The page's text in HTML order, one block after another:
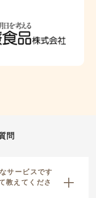
問
サービスです
教えてくださ